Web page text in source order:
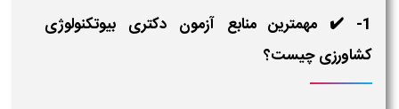
1- ✔️ مهمترین منابع آزمون دکتری بیوتکنولوژی
کشاورزی چیست؟